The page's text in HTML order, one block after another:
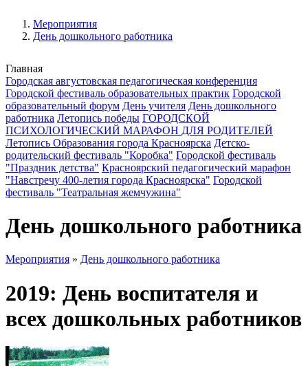
Мероприятия
День дошкольного работника
Главная
Городская августовская педагогическая конференция
Городской фестиваль образовательных практик Городской
образовательный форум День учителя День дошкольного
работника Летопись победы ГОРОДСКОЙ
ПСИХОЛОГИЧЕСКИЙ МАРАФОН ДЛЯ РОДИТЕЛЕЙ
Летопись Образования города Красноярска Детско-
родительский фестиваль "Коробка" Городской фестиваль
"Праздник детства" Красноярский педагогический марафон
"Навстречу 400-летия города Красноярска" Городской
фестиваль "Театральная жемчужина"
День дошкольного работника
Мероприятия » День дошкольного работника
2019: День воспитателя и
всех дошкольных работников